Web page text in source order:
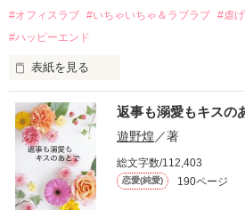
運命のような再会を果たす。
酔った勢いで一夜を共にしてしまった。
さらに、美桜が初めてだと知った哲平は
『責任をとる、結婚しよう』と真っ直
戸惑う美桜とは裏腹に、好きという気
甘やかしてくる。
そんなある日、哲平は美桜がストーカー
遭っていることを知る。
美桜を守るため、哲平は同居を提案し
#オフィスラブ #いちゃいちゃ＆ラブラブ #虐
#ハッピーエンド
表紙を見る
おかしな噂を流されて前の職場でうま
桜は、海外で傷心旅行をしていたとこ
い、酒の勢いもあり一夜限りの関係とな
帰国後、美桜は新しい職場でワンナイ
なんと彼の正体は、とある財閥御曹司
れて起業した新進気鋭の実業家、社内
――御影恭司その人だったのだ――！
返事も溺愛もキスの
遊野煌 ／著
総文字数/112,403
恋愛(純愛) 190ページ